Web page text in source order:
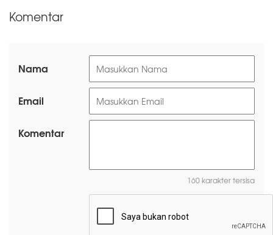
Komentar
Nama
Email
Komentar
160 karakter tersisa